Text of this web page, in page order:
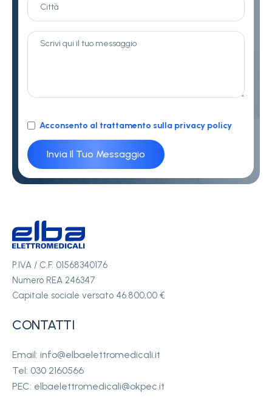
Acconsento al trattamento sulla privacy policy
P.IVA / C.F. 01568340176
Numero REA 246347
Capitale sociale versato 46.800,00 €
CONTATTI
Email: info@elbaelettromedicali.it
Tel: 030 2160566
PEC: elbaelettromedicali@okpec.it